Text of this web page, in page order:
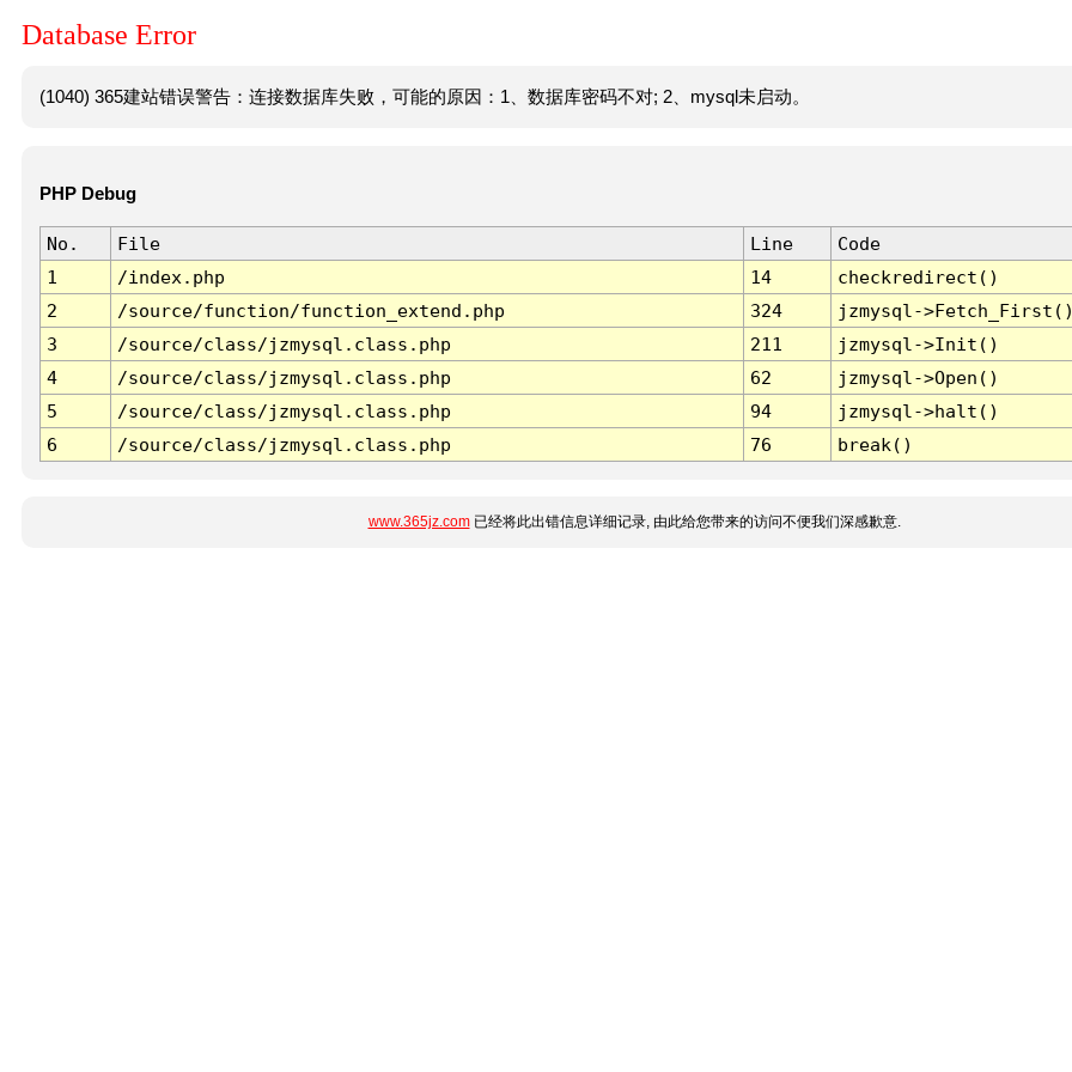
Database Error
(1040) 365建站错误警告：连接数据库失败，可能的原因：1、数据库密码不对; 2、mysql未启动。
PHP Debug
No. File Line
Code
1
/index.php 14
checkredirect()
2
/source/function/function_extend.php 324
jzmysql-
3
/source/class/jzmysql.class.php 211
jzmysql->Init()
4
/source/class/jzmysql.class.php 62
jzmysql->Open()
5
/source/class/jzmysql.class.php 94
jzmysql->halt()
6
/source/class/jzmysql.class.php 76 break()
www.365jz.com已经将此出错信息详细记录, 由此给您带来的访问不便我们深感歉意.